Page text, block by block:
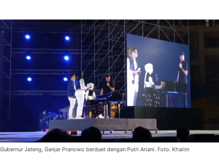
Gubernur Jateng, Ganjar Pranowo berduet dengan Putri Ariani. Foto: Khalim